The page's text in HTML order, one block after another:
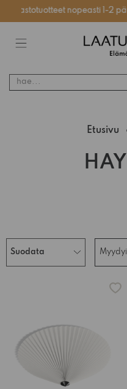
nopeasti 1-2
hae...
Etusivu
Suodata